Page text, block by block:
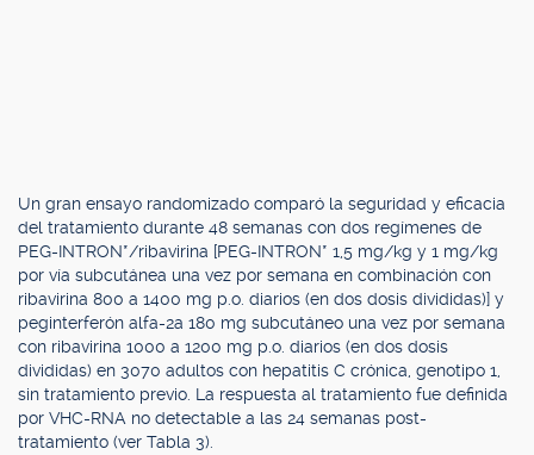
Un gran ensayo randomizado comparó la seguridad y eficacia
del tratamiento durante 48 semanas con dos regímenes de
PEG-INTRON*/ribavirina [PEG-INTRON* 1,5 mg/kg y 1 mg/kg
por vía subcutánea una vez por semana en combinación con
ribavirina 800 a 1400 mg p.o. diarios (en dos dosis divididas)] y
peginterferón alfa-2a 180 mg subcutáneo una vez por semana
con ribavirina 1000 a 1200 mg p.o. diarios (en dos dosis
divididas) en 3070 adultos con hepatitis C crónica, genotipo 1,
sin tratamiento previo. La respuesta al tratamiento fue definida
por VHC-RNA no detectable a las 24 semanas post-
tratamiento (ver Tabla 3).